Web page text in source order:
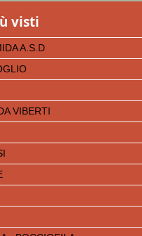
visti
A.S.D
VIBERTI